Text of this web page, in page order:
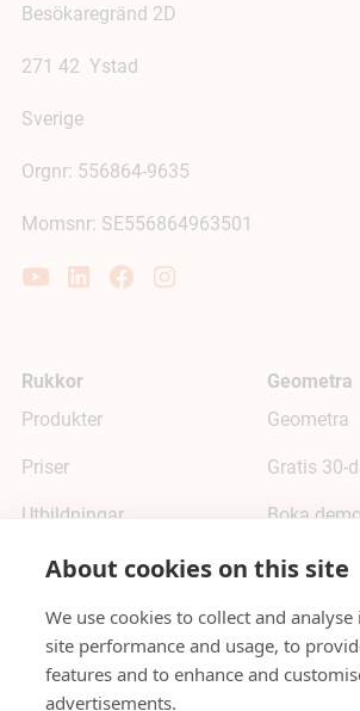
About cookies on this site
We use cookies to collect and
site performance and usage, to
features and to enhance and
advertisements.
Besökaregränd 2D
271 42 Ystad
Sverige
Orgnr: 556864-9635
Momsnr: SE556864963501
Rukkor
Produkter
Priser
Utbildningar
Support
Blogg
Om oss
Geometra
Geometra
Gratis 30-
Boka
Priser
Hjälpcenter
Alternativ